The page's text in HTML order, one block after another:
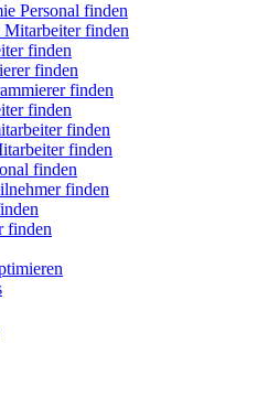
Personal finden
finden
finden
finden
finden
finden
finden
finden
finden
finden
finden